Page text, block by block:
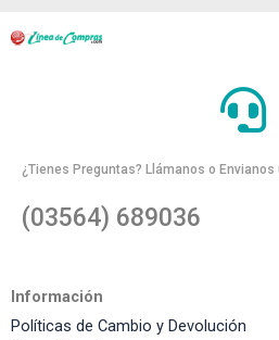
¿Tienes Preguntas? Llámanos o Envianos
(03564) 689036
Información
Políticas de Cambio y Devolución